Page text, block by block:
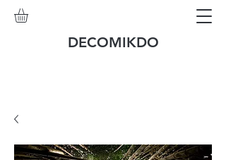
DECOMIKDO